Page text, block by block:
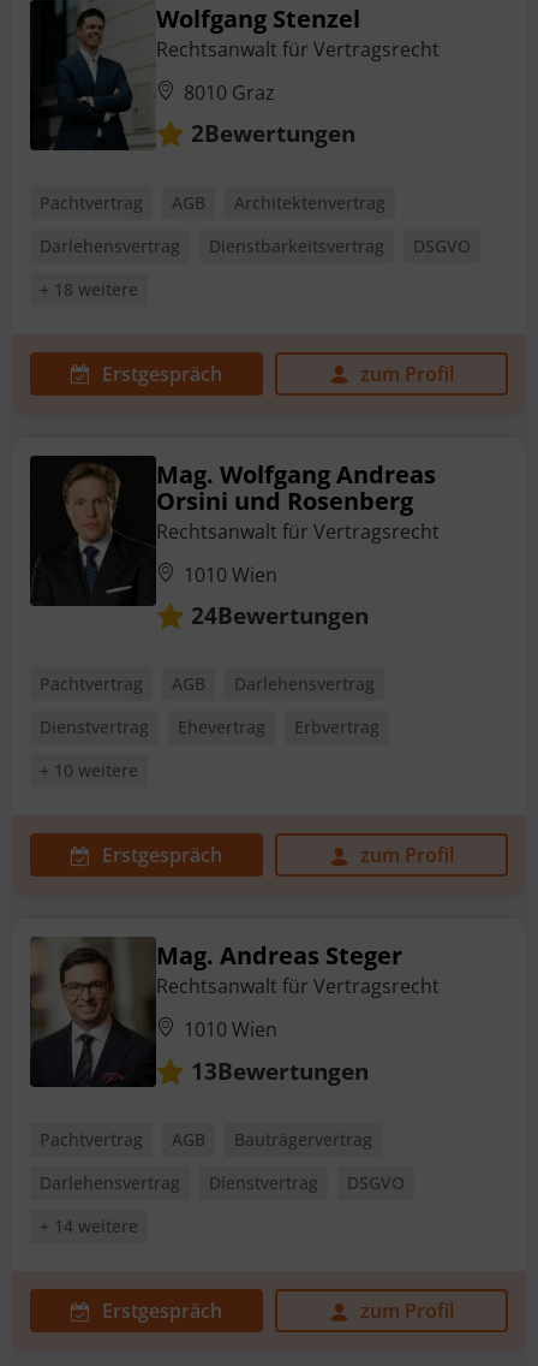
Wolfgang Stenzel
Rechtsanwalt für Vertragsrecht
8010 Graz
2Bewertungen
Pachtvertrag AGB
Architektenvertrag
Darlehensvertrag
Dienstbarkeitsvertrag
DSGVO
+ 18 weitere
Erstgespräch zum Profil
Mag. Wolfgang Andreas
Orsini und Rosenberg
Rechtsanwalt für Vertragsrecht
1010 Wien
24Bewertungen
Pachtvertrag AGB
Darlehensvertrag
Dienstvertrag
Ehevertrag
Erbvertrag
+ 10 weitere
Erstgespräch zum Profil
Mag. Andreas Steger
Rechtsanwalt für Vertragsrecht
1010 Wien
13Bewertungen
Pachtvertrag AGB
Bauträgervertrag
Darlehensvertrag
Dienstvertrag
DSGVO
+ 14 weitere
Erstgespräch zum Profil